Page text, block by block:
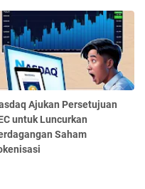
Ajukan Persetujuan
untuk Luncurkan
Saham